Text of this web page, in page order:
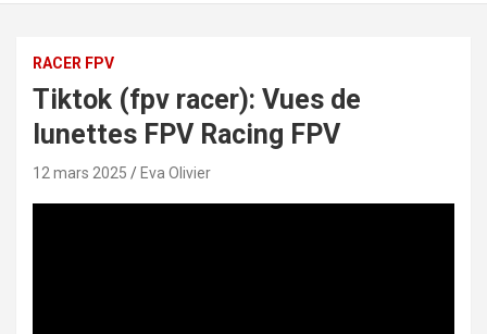
RACER FPV
Tiktok (fpv racer): Vues de
lunettes FPV Racing FPV
12 mars 2025 Eva Olivier